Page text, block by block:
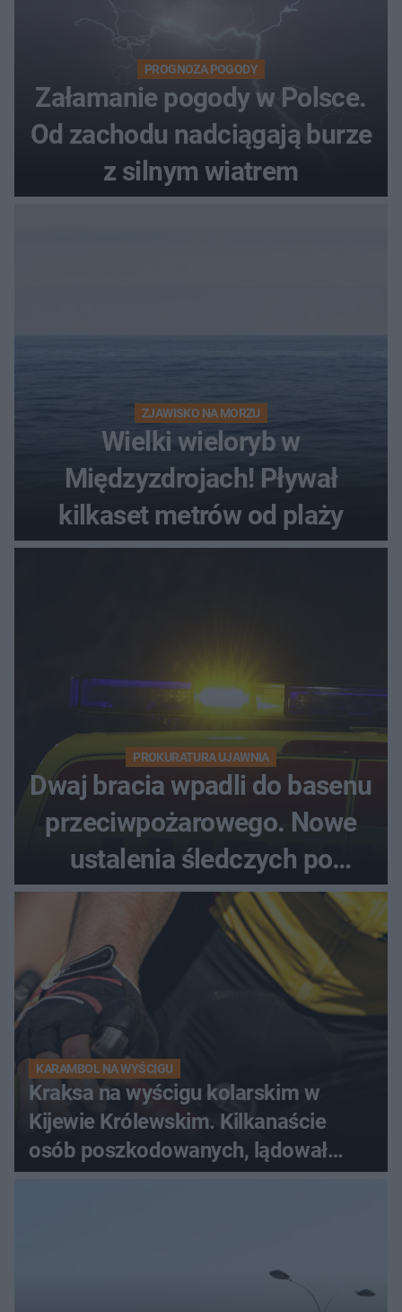
PROGNOZA POGODY
Załamanie pogody w Polsce.
Od zachodu nadciągają burze
z silnym wiatrem
ZJAWISKO NA MORZU
Wielki wieloryb w
Międzyzdrojach! Pływał
kilkaset metrów od plaży
PROKURATURA UJAWNIA
Dwaj bracia wpadli do basenu
przeciwpożarowego. Nowe
ustalenia śledczych po
dramatycznej akcji
KARAMBOL NA WYŚCIGU
Kraksa na wyścigu kolarskim w
Kijewie Królewskim. Kilkanaście
osób poszkodowanych, lądował
śmigłowiec LPR